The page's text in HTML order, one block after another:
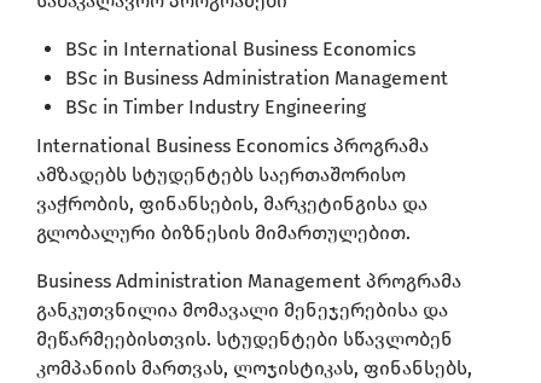
BSc in International Business Economics
BSc in Business Administration Management
BSc in Timber Industry Engineering
International Business Economics პროგრამა
ამზადებს სტუდენტებს საერთაშორისო
ვაჭრობის, ფინანსების, მარკეტინგისა და
გლობალური ბიზნესის მიმართულებით.
Business Administration Management პროგრამა
განკუთვნილია მომავალი მენეჯერებისა და
მეწარმეებისთვის. სტუდენტები სწავლობენ
კომპანიის მართვას, ლოჯისტიკას, ფინანსებს,